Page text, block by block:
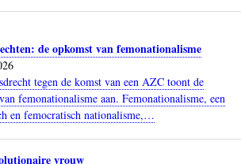
de opkomst van femonationalisme
tegen de komst van een AZC toont de
femonationalisme aan. Femonationalisme, een
en femocratisch nationalisme,…
vrouw